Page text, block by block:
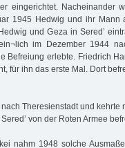
eingerichtet. Nacheinander
1945 Hedwig und ihr Mann
und Geza in Sered’
im Dezember 1944
Befreiung erlebte. Friedrich
für ihn das erste Mal. Dort
Theresienstadt und kehrte
von der Roten Armee
nahm 1948 solche